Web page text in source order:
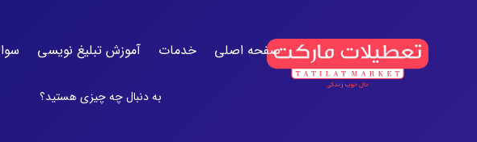
صفحه اصلی خدمات آموزش تبلیغ نویسی